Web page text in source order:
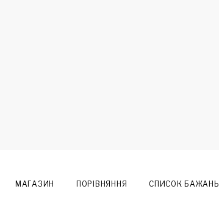
МАГАЗИН ПОРІВНЯННЯ СПИСОК БАЖАНЬ